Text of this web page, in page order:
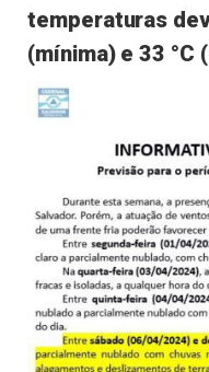
temperaturas
(mínima) e 33 °C